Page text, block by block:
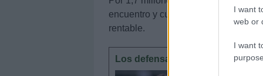
I want
web or
I want
encuentro y cuyo valor de mercado
rentable.
Los defensas más en forma: